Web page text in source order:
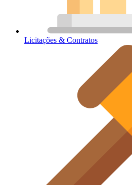
Licitações & Contratos